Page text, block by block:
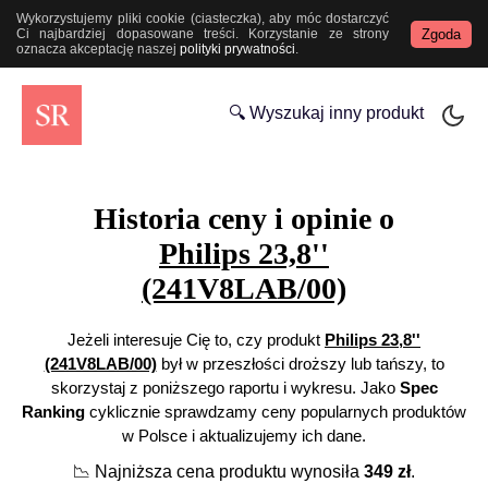
Wykorzystujemy pliki cookie (ciasteczka), aby móc dostarczyć
Ci najbardziej dopasowane treści. Korzystanie ze strony
oznacza akceptację naszej polityki prywatności.
Zgoda
🔍 Wyszukaj inny produkt
Historia ceny i opinie o
Philips 23,8''
(241V8LAB/00)
Jeżeli interesuje Cię to, czy produkt Philips 23,8''
(241V8LAB/00)był w przeszłości droższy lub tańszy, to
skorzystaj z poniższego raportu i wykresu. Jako Spec
Ranking cyklicznie sprawdzamy ceny popularnych produktów
w Polsce i aktualizujemy ich dane.
📉 Najniższa cena produktu wynosiła 349 zł.